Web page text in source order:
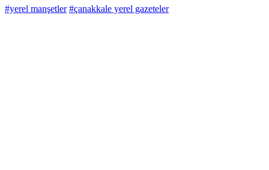
#yerel manşetler #çanakkale yerel gazeteler